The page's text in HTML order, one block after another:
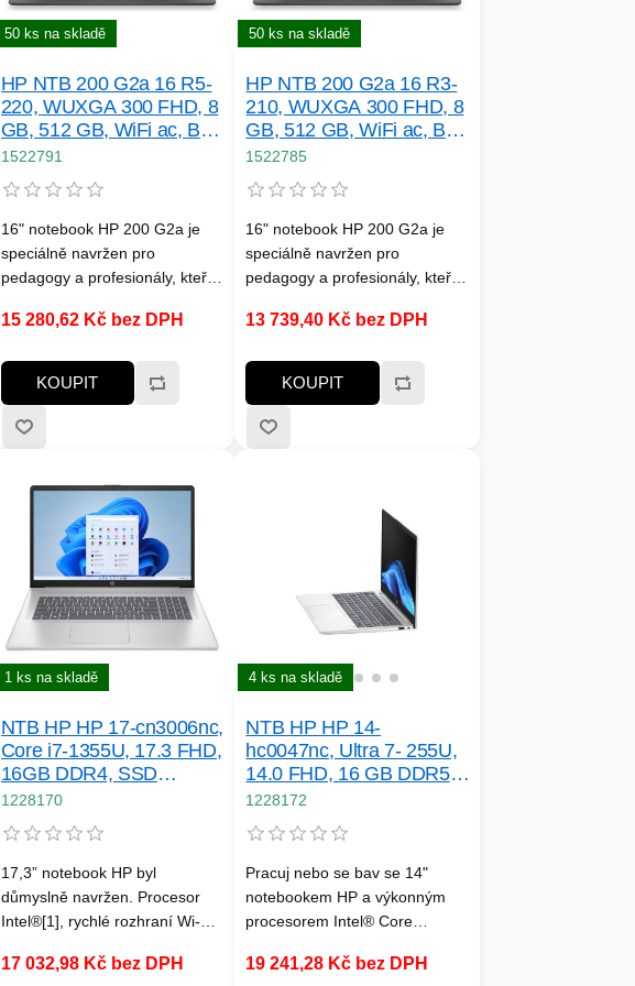
50 ks na skladě
HP NTB 200 G2a 16 R5-
220, WUXGA 300 FHD, 8
GB, 512 GB, WiFi ac, BT,
bez adapteru,
1522791
16" notebook HP 200 G2a je
speciálně navržen pro
pedagogy a profesionály, kteří
působivý obraz, flexibilní
podnikové třídy v odolném šasi
s prostorným displejem. Je
zabezpečený, snadno
spravovatelný a připravený na
kanceláři, na cestách nebo
někde mezi tím.
15 280,62 Kč bez DPH
KOUPIT
50 ks na skladě
HP NTB 200 G2a 16 R3-
210, WUXGA 300 FHD, 8
GB, 512 GB, WiFi ac, BT,
bez adapteru,
1522785
16" notebook HP 200 G2a je
speciálně navržen pro
pedagogy a profesionály, kteří
působivý obraz, flexibilní
podnikové třídy v odolném šasi
s prostorným displejem. Je
zabezpečený, snadno
spravovatelný a připravený na
13 739,40 Kč bez DPH
KOUPIT
1 ks na skladě
NTB HP HP 17-cn3006nc,
Core i7-1355U, 17.3 FHD,
16GB DDR4, SSD
512GB, Intel Iris Xe,
GamePass
1228170
17,3” notebook HP byl
důmyslně navržen. Procesor
Intel®[1], rychlé rozhraní Wi-Fi
spolehlivý výkon. Záda ti kryje
17 032,98 Kč bez DPH
4 ks na skladě
NTB HP HP 14-
hc0047nc, Ultra 7- 255U,
14.0 FHD, 16 GB DDR5
2DM 5600, SSD 1 TB,
11 + 3měsíce…
1228172
Pracuj nebo se bav se 14"
notebookem HP a výkonným
procesorem Intel® Core
umělou inteligencí. Klávesová
19 241,28 Kč bez DPH